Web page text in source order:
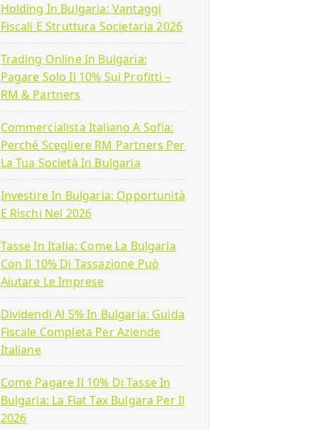
Holding In Bulgaria: Vantaggi
Fiscali E Struttura Societaria 2026
Trading Online In Bulgaria:
Pagare Solo Il 10% Sui Profitti –
RM & Partners
Commercialista Italiano A Sofia:
Perché Scegliere RM Partners Per
La Tua Società In Bulgaria
Investire In Bulgaria: Opportunità
E Rischi Nel 2026
Tasse In Italia: Come La Bulgaria
Con Il 10% Di Tassazione Può
Aiutare Le Imprese
Dividendi Al 5% In Bulgaria: Guida
Fiscale Completa Per Aziende
Italiane
Come Pagare Il 10% Di Tasse In
Bulgaria: La Flat Tax Bulgara Per Il
2026